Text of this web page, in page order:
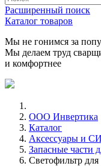
Расширенный поиск
Каталог товаров
Мы не гонимся за
Мы делаем труд
и комфортнее
ООО Инвертика
Каталог
Аксессуары и
Запасные части
Светофильтр